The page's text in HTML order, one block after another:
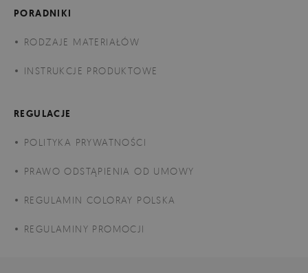
PORADNIKI
RODZAJE MATERIAŁÓW
INSTRUKCJE PRODUKTOWE
REGULACJE
POLITYKA PRYWATNOŚCI
PRAWO ODSTĄPIENIA OD UMOWY
REGULAMIN COLORAY POLSKA
REGULAMINY PROMOCJI